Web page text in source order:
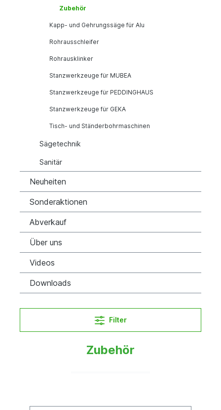
Zubehör
Kapp- und Gehrungssäge für Alu
Rohrausschleifer
Rohrausklinker
Stanzwerkzeuge für MUBEA
Stanzwerkzeuge für PEDDINGHAUS
Stanzwerkzeuge für GEKA
Tisch- und Ständerbohrmaschinen
Sägetechnik
Sanitär
Neuheiten
Sonderaktionen
Abverkauf
Über uns
Videos
Downloads
Filter
Zubehör